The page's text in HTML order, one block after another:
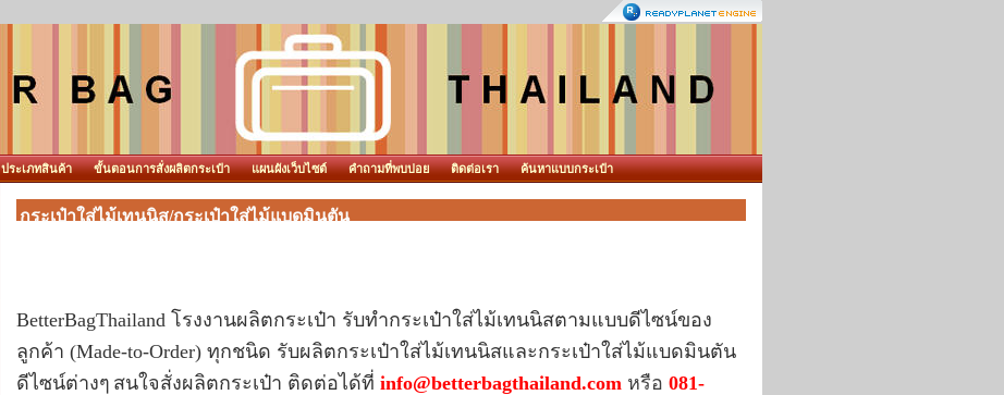
ประเภทสินค้า ขั้นตอนการสั่งผลิตกระเป๋า แผนผังเว็บไซต์ คำถามที่พบบ่อย ติดต่อเรา ค้นหาแบบกระเป๋า
กระเป๋าใส่ไม้เทนนิส/กระเป๋าใส่ไม้แบดมินตัน
BetterBagThailand โรงงานผลิตกระเป๋า รับทำกระเป๋าใส่ไม้เทนนิสตามแบบดีไซน์ของ
ลูกค้า (Made-to-Order) ทุกชนิด รับผลิตกระเป๋าใส่ไม้เทนนิสและกระเป๋าใส่ไม้แบดมินตัน
ดีไซน์ต่างๆ สนใจสั่งผลิตกระเป๋า ติดต่อได้ที่ info@betterbagthailand.com หรือ081-